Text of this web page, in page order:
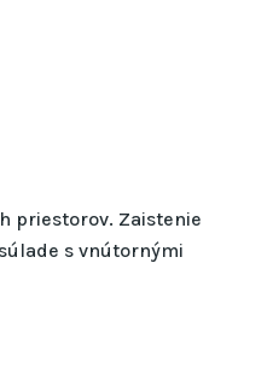
s vnútornými